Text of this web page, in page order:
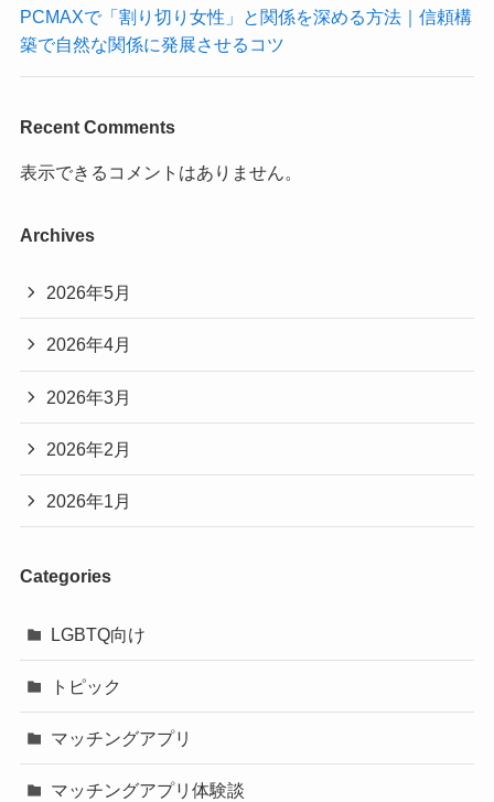
PCMAXで「割り切り女性」と関係を深める方法｜信頼構
築で自然な関係に発展させるコツ
Recent Comments
表示できるコメントはありません。
Archives
2026年5月
2026年4月
2026年3月
2026年2月
2026年1月
Categories
LGBTQ向け
トピック
マッチングアプリ
マッチングアプリ体験談